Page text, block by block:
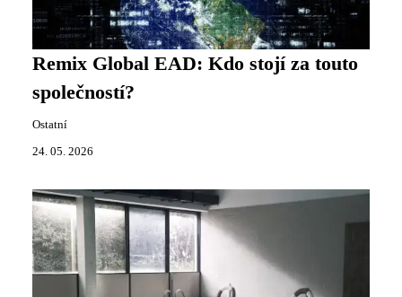
Remix Global EAD: Kdo stojí za touto
společností?
Ostatní
24. 05. 2026